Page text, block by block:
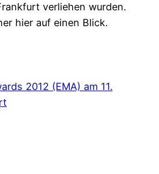
verliehen wurden.
hier auf einen Blick.